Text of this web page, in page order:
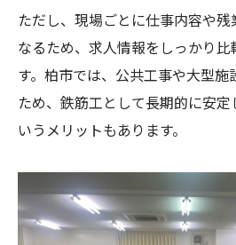
キャリア別に見る鉄筋工の
キャリア別に異なる鉄
場
年収はキャリア段階で
柏市におけるキャリア
地域別給与とキャリア
鉄筋工の年収を高める現場
ただし、現場ごとに仕事内容や
なるため、求人情報をしっかり
す。柏市では、公共工事や大型
ため、鉄筋工として長期的に安
いうメリットもあります。